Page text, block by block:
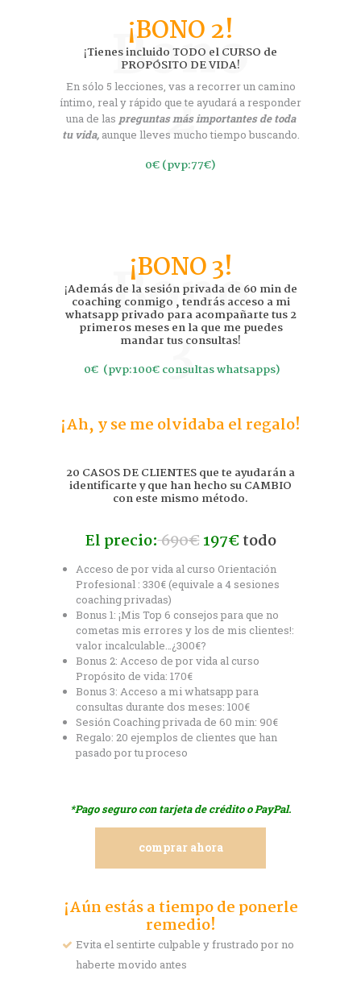
¡BONO 2!
Bono
2
¡Tienes incluido TODO el CURSO de
PROPÓSITO DE VIDA!
En sólo 5 lecciones, vas a recorrer un camino
íntimo, real y rápido que te ayudará a responder
una de las preguntas más importantes de toda
tu vida,aunque lleves mucho tiempo buscando.
0€(pvp:77€)
¡BONO 3!
Bono
3
¡Además de la sesión privada de 60 min de
coaching conmigo , tendrás acceso a mi
whatsapp privado para acompañarte tus 2
primeros meses en la que me puedes
mandar tus consultas!
0€ (pvp:100€ consultas whatsapps)
¡Ah, y se me olvidaba el regalo!
20 CASOS DE CLIENTES que te ayudarán a
identificarte y que han hecho su CAMBIO
con este mismo método.
El precio:690€197€todo
Acceso de por vida al curso Orientación
Profesional : 330€ (equivale a 4 sesiones
coaching privadas)
Bonus 1: ¡Mis Top 6 consejos para que no
cometas mis errores y los de mis clientes!:
valor incalculable…¿300€?
Bonus 2: Acceso de por vida al curso
Propósito de vida: 170€
Bonus 3: Acceso a mi whatsapp para
consultas durante dos meses: 100€
Sesión Coaching privada de 60 min: 90€
Regalo: 20 ejemplos de clientes que han
pasado por tu proceso
*Pago seguro con tarjeta de crédito o PayPal.
comprar ahora
¡Aún estás a tiempo de ponerle
remedio!
Evita el sentirte culpable y frustrado por no
haberte movido antes